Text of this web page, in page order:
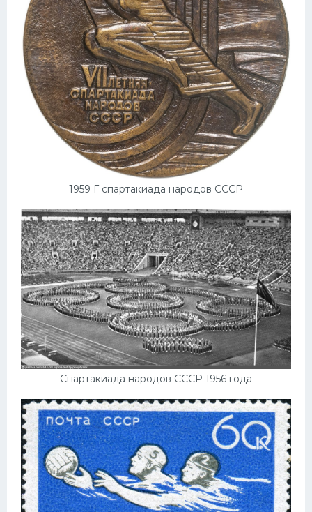
1959 Г спартакиада народов СССР
Спартакиада народов СССР 1956 года